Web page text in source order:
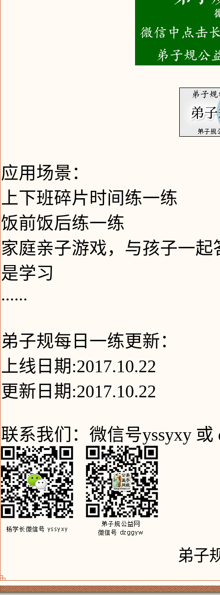
应用场景：
上下班碎片时间练一练
饭前饭后练一练
家庭亲子游戏，与孩子一
是学习
......
弟子规每日一练更新：
上线日期:2017.10.22
更新日期:2017.10.22
联系我们：微信号yssyxy
弟子